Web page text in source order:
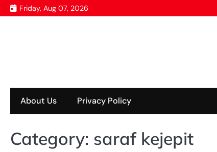
Skip
to
Friday, Aug 07, 2026
About Us Privacy Policy
Category: saraf kejepit